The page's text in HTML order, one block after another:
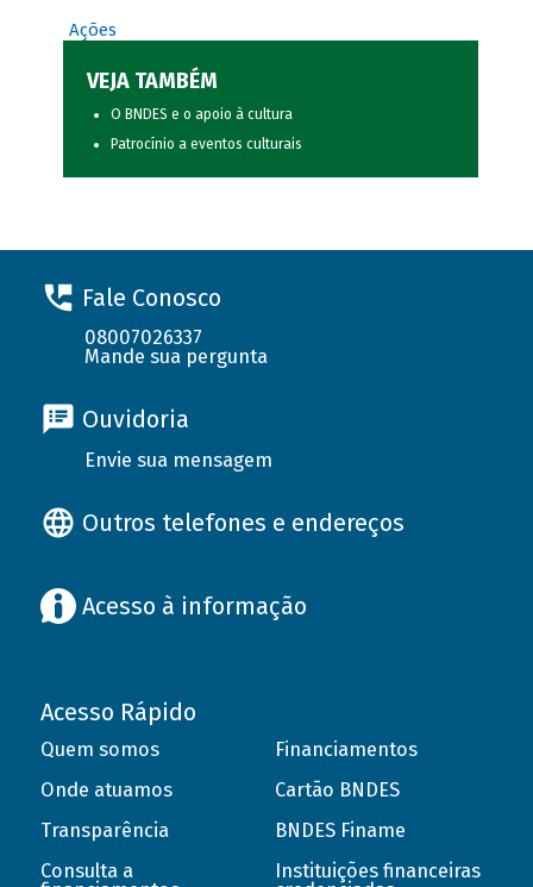
Ações
VEJA TAMBÉM
O BNDES e o apoio à cultura
Patrocínio a eventos culturais
Fale Conosco
08007026337
Mande sua pergunta
Ouvidoria
Envie sua mensagem
Outros telefones e endereços
Acesso à informação
Acesso Rápido
Quem somos
Onde atuamos
Transparência
Consulta a
Financiamentos
Cartão BNDES
BNDES Finame
Instituições financeiras